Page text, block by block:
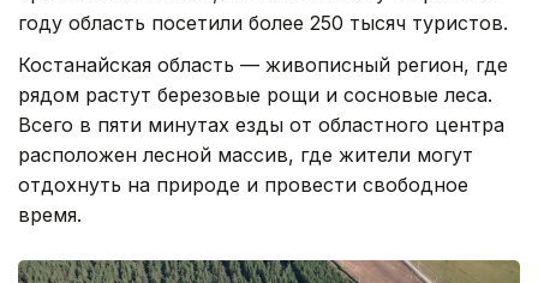
году область посетили более 250 тысяч туристов.
Костанайская область — живописный регион, где
рядом растут березовые рощи и сосновые леса.
Всего в пяти минутах езды от областного центра
расположен лесной массив, где жители могут
отдохнуть на природе и провести свободное
время.